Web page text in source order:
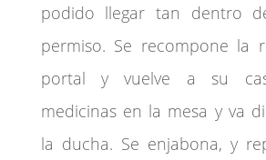
podido llegar tan dentro
permiso. Se recompone la
portal y vuelve a su
medicinas en la mesa y va
la ducha. Se enjabona, y